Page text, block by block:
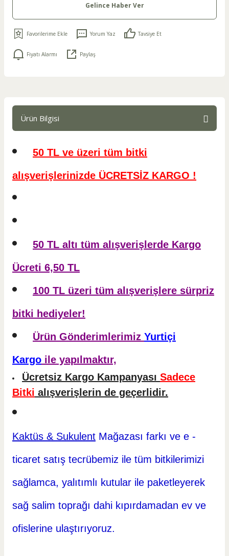
Gelince Haber Ver
Yorum Yaz Tavsiye Et
Fiyatı Alarmı Paylaş
Ürün Bilgisi
50 TL ve üzeri tüm bitki
alışverişlerinizde ÜCRETSİZ KARGO !
50 TL altı tüm alışverişlerde Kargo
Ücreti 6,50 TL
100 TL üzeri tüm alışverişlere sürpriz
bitki hediyeler!
Ürün Gönderimlerimiz Yurtiçi
Kargo ile yapılmaktır,
Ücretsiz Kargo Kampanyası Sadece
Bitki alışverişlerin de geçerlidir.
Kaktüs & Sukulent Mağazası farkı ve e -
ticaret satış tecrübemiz ile tüm bitkilerimizi
sağlamca, yalıtımlı kutular ile paketleyerek
sağ salim toprağı dahi kıpırdamadan ev ve
ofislerine ulaştırıyoruz.